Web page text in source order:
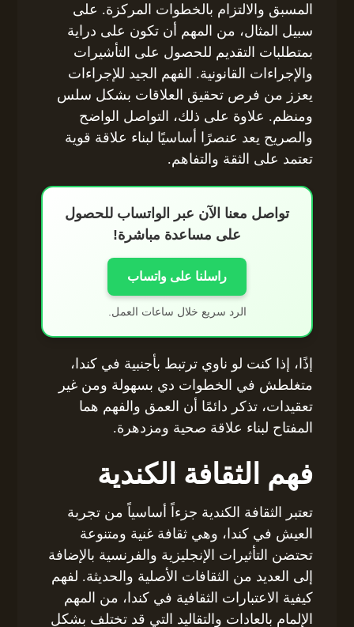
المسبق والالتزام بالخطوات المركزة. على
سبيل المثال، من المهم أن تكون على دراية
بمتطلبات التقديم للحصول على التأشيرات
والإجراءات القانونية. الفهم الجيد للإجراءات
يعزز من فرص تحقيق العلاقات بشكل سلس
ومنظم. علاوة على ذلك، التواصل الواضح
والصريح يعد عنصرًا أساسيًا لبناء علاقة قوية
تعتمد على الثقة والتفاهم.
تواصل معنا الآن عبر الواتساب للحصول
على مساعدة مباشرة!
راسلنا على واتساب
الرد سريع خلال ساعات العمل.
إذًا، إذا كنت لو ناوي ترتبط بأجنبية في كندا،
متغلطش في الخطوات دي بسهولة ومن غير
تعقيدات، تذكر دائمًا أن العمق والفهم هما
المفتاح لبناء علاقة صحية ومزدهرة.
فهم الثقافة الكندية
تعتبر الثقافة الكندية جزءاً أساسياً من تجربة
العيش في كندا، وهي ثقافة غنية ومتنوعة
تحتضن التأثيرات الإنجليزية والفرنسية بالإضافة
إلى العديد من الثقافات الأصلية والحديثة. لفهم
كيفية الاعتبارات الثقافية في كندا، من المهم
الإلمام بالعادات والتقاليد التي قد تختلف بشكل